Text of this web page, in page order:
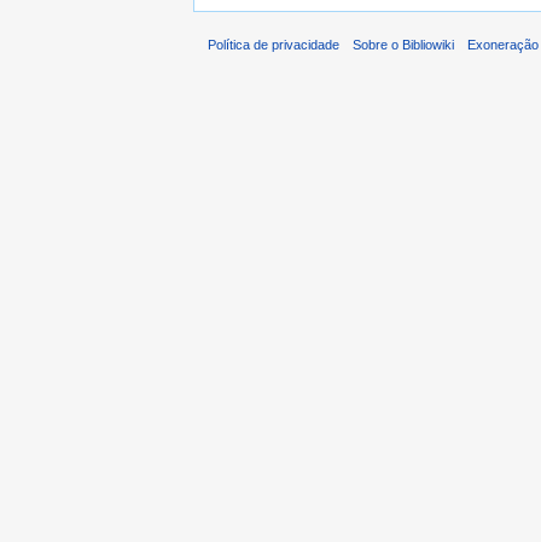
Política de privacidade Sobre o Bibliowiki